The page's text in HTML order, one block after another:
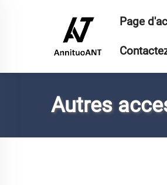
Page
Autres